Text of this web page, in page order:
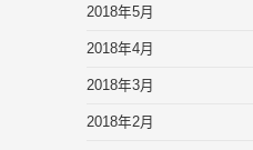
2018年5月
2018年4月
2018年3月
2018年2月